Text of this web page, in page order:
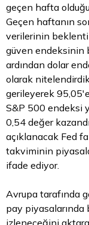
geçen hafta
Geçen haftanın
verilerinin
güven endeksinin
ardından dolar
olarak
gerileyerek
S&P 500 endeksi
0,54 değer
açıklanacak Fed
takviminin
ifade ediyor.
Avrupa tarafında
pay piyasalarında